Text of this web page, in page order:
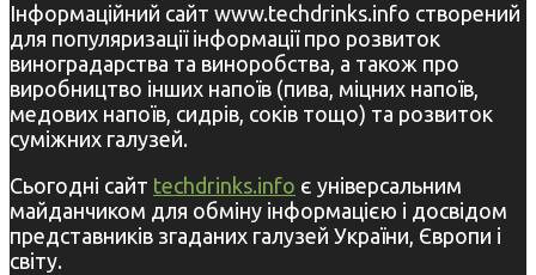
Інформаційний сайт www.techdrinks.info створений
для популяризації інформації про розвиток
виноградарства та виноробства, а також про
виробництво інших напоїв (пива, міцних напоїв,
медових напоїв, сидрів, соків тощо) та розвиток
суміжних галузей.
Сьогодні сайт techdrinks.info є універсальним
майданчиком для обміну інформацією і досвідом
представників згаданих галузей України, Європи і
світу.